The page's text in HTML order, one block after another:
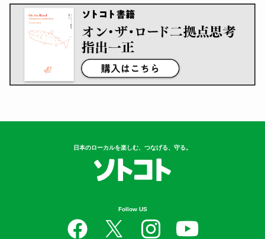
日本のローカルを楽しむ、つなげる、守る。
Follow US